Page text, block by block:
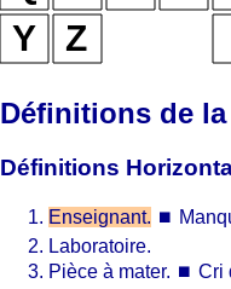
Définitions de la
Définitions
Enseignant. ⏹
Laboratoire.
Pièce à mater. ⏹ Cri